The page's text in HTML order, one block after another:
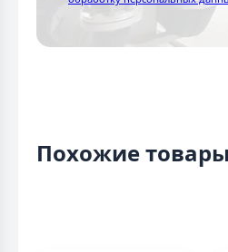
Похожие товары